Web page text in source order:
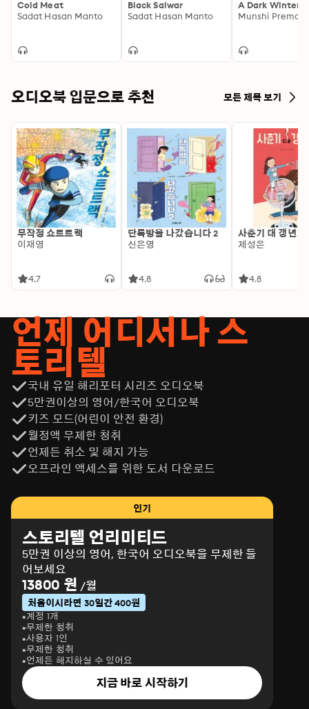
Cold Meat
Sadat Hasan Manto
Black Salwar
Sadat Hasan Manto
A Dark Winter
Munshi
오디오북 입문으로 추천 모든 제목 보기
무작정 쇼트트랙
이재영
4.7
단톡방을 나갔습니다 2
신은영
4.8
사춘기 대 갱년기
제성은
4.8
언제 어디서나 스
토리텔
국내 유일 해리포터 시리즈 오디오북
5만권이상의 영어/한국어 오디오북
키즈 모드(어린이 안전 환경)
월정액 무제한 청취
언제든 취소 및 해지 가능
오프라인 액세스를 위한 도서 다운로드
인기
스토리텔 언리미티드
5만권 이상의 영어, 한국어 오디오북을 무제한 들
어보세요
13800 원 /월
처음이시라면 30일간 400원
계정 1개
무제한 청취
사용자 1인
무제한 청취
언제든 해지하실 수 있어요
지금 바로 시작하기